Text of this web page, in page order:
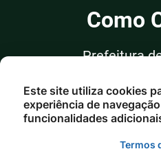
Como
Prefeitura
Rua Alceu Rossi,
Centro -
Este site utiliza cookies
experiência de
funcionalidades
Termos